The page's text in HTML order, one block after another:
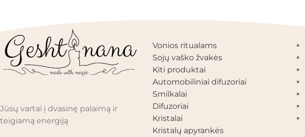
Jūsų vartai į dvasinę palaimą ir
teigiamą energiją
PRODUKTŲ KATEGORIJOS
Vonios ritualams
Sojų vaško žvakės
Kiti produktai
Automobiliniai difuzoriai
Smilkalai
Difuzoriai
Kristalai
Kristalų apyrankės